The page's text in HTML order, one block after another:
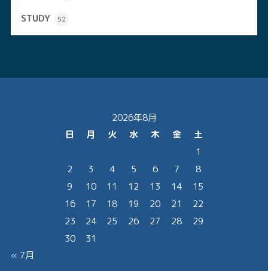
STUDY 52
2026年8月
日
月 火 水 木 金
土
1
2
3 4 5 6 7
8
9
10 11 12 13 14
15
16
17 18 19 20 21
22
23
24 25 26 27 28
29
30
31
« 7月